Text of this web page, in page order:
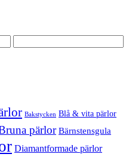
Bakstycken Blå & vita pärlor
pärlor Bärnstensgula
Diamantformade pärlor